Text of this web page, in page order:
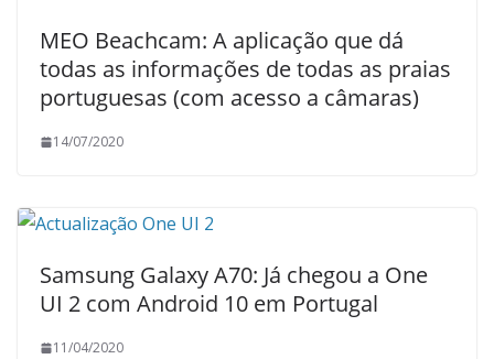
MEO Beachcam: A aplicação que dá
todas as informações de todas as praias
portuguesas (com acesso a câmaras)
14/07/2020
Samsung Galaxy A70: Já chegou a One
UI 2 com Android 10 em Portugal
11/04/2020